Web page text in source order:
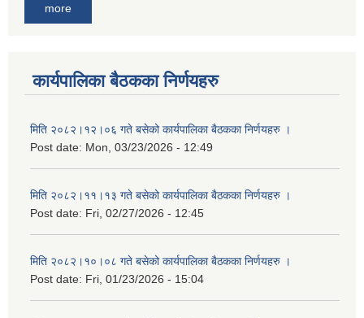
more
कार्यपालिका बैठकका निर्णयहरु
मिति २०८२।१२।०६ गते बसेको कार्यपालिका बैठकका निर्णयहरु ।
Post date: Mon, 03/23/2026 - 12:49
मिति २०८२।११।१३ गते बसेको कार्यपालिका बैठकका निर्णयहरु ।
Post date: Fri, 02/27/2026 - 12:45
मिति २०८२।१०।०८ गते बसेको कार्यपालिका बैठकका निर्णयहरु ।
Post date: Fri, 01/23/2026 - 15:04